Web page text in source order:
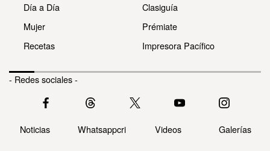
Día a Día
Mujer
Recetas
Clasiguía
Prémiate
Impresora Pacífico
- Redes sociales -
Noticias Whatsappcri Videos Galerías